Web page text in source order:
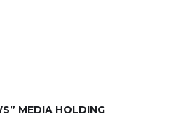
MEDIA HOLDING